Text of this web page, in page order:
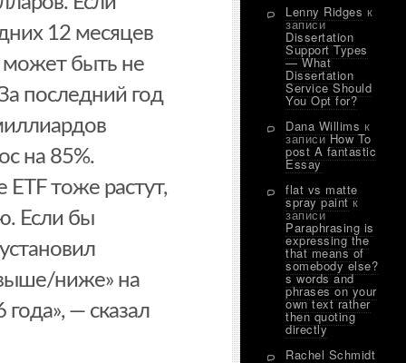
12 месяцев
может быть не
последний год
на 85%.
ETF тоже растут,
Если бы
ниже» на
— сказал
Lenny Ridges к
записи
Dissertation
Support Types
— What
Dissertation
Service Should
You Opt for?
Dana Willims к
записиHow To
post A fantastic
Essay
flat vs matte
spray paintк
записи
Paraphrasing is
expressing the
that means of
somebody else?
s words and
phrases on your
own text rather
then quoting
directly
Rachel Schmidt